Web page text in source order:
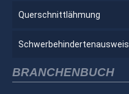
Querschnittlähmung
Schwerbehindertenausweis
BRANCHENBUCH